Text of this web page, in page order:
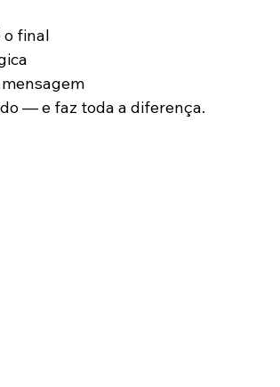
o final
— e faz toda a diferença.